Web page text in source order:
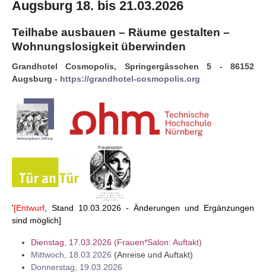
Augsburg 18. bis 21.03.2026
Teilhabe ausbauen – Räume gestalten –
Wohnungslosigkeit überwinden
Grandhotel Cosmopolis, Springergässchen 5 - 86152
Augsburg - https://grandhotel-cosmopolis.org
'[Entwurf , Stand 10.03.2026 - Änderungen und Ergänzungen
sind möglich]
Dienstag, 17.03.2026 (Frauen*Salon: Auftakt)
Mittwoch, 18.03.2026 (Anreise und Auftakt)
Donnerstag, 19.03.2026